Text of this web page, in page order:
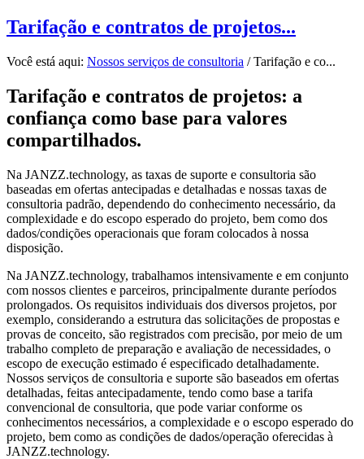
Tarifação e contratos de projetos...
Você está aqui: Nossos serviços de consultoria / Tarifação e co...
Tarifação e contratos de projetos: a
confiança como base para valores
compartilhados.
Na JANZZ.technology, as taxas de suporte e consultoria são
baseadas em ofertas antecipadas e detalhadas e nossas taxas de
consultoria padrão, dependendo do conhecimento necessário, da
complexidade e do escopo esperado do projeto, bem como dos
dados/condições operacionais que foram colocados à nossa
disposição.
Na JANZZ.technology, trabalhamos intensivamente e em conjunto
com nossos clientes e parceiros, principalmente durante períodos
prolongados. Os requisitos individuais dos diversos projetos, por
exemplo, considerando a estrutura das solicitações de propostas e
provas de conceito, são registrados com precisão, por meio de um
trabalho completo de preparação e avaliação de necessidades, o
escopo de execução estimado é especificado detalhadamente.
Nossos serviços de consultoria e suporte são baseados em ofertas
detalhadas, feitas antecipadamente, tendo como base a tarifa
convencional de consultoria, que pode variar conforme os
conhecimentos necessários, a complexidade e o escopo esperado do
projeto, bem como as condições de dados/operação oferecidas à
JANZZ.technology.